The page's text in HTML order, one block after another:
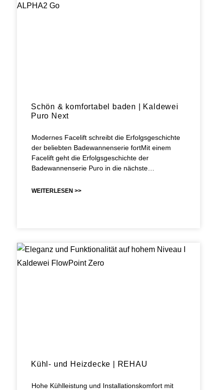
Schön & komfortabel baden | Kaldewei
Puro Next
Modernes Facelift schreibt die Erfolgsgeschichte
der beliebten Badewannenserie fortMit einem
Facelift geht die Erfolgsgeschichte der
Badewannenserie Puro in die nächste…
WEITERLESEN >>
Kühl- und Heizdecke | REHAU
Hohe Kühlleistung und Installationskomfort mit